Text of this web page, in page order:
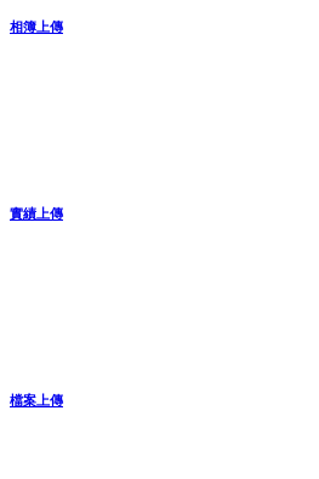
相簿上傳
實績上傳
檔案上傳